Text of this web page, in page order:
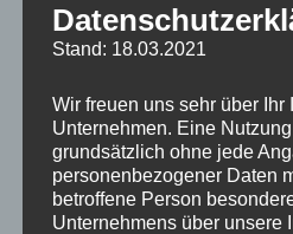
Stand: 18.03.2021
Wir freuen uns sehr über Ihr
Unternehmen. Eine
grundsätzlich ohne jede
personenbezogener Daten
betroffene Person
Unternehmens über unsere